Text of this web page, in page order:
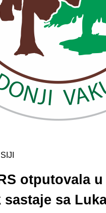
otputovala
sa